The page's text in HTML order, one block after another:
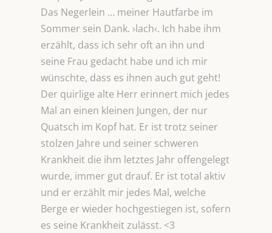
Das Negerlein … meiner Hautfarbe im
Sommer sein Dank. ›lach‹. Ich habe ihm
erzählt, dass ich sehr oft an ihn und
seine Frau gedacht habe und ich mir
wünschte, dass es ihnen auch gut geht!
Der quirlige alte Herr erinnert mich jedes
Mal an einen kleinen Jungen, der nur
Quatsch im Kopf hat. Er ist trotz seiner
stolzen Jahre und seiner schweren
Krankheit die ihm letztes Jahr offengelegt
wurde, immer gut drauf. Er ist total aktiv
und er erzählt mir jedes Mal, welche
Berge er wieder hochgestiegen ist, sofern
es seine Krankheit zulässt. <3